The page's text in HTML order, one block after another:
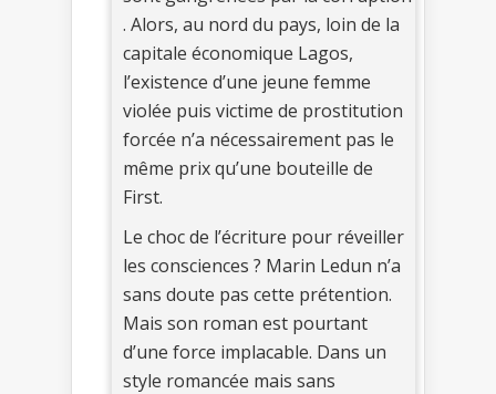
. Alors, au nord du pays, loin de la
capitale économique Lagos,
l’existence d’une jeune femme
violée puis victime de prostitution
forcée n’a nécessairement pas le
même prix qu’une bouteille de
First.
Le choc de l’écriture pour réveiller
les consciences ? Marin Ledun n’a
sans doute pas cette prétention.
Mais son roman est pourtant
d’une force implacable. Dans un
style romancée mais sans